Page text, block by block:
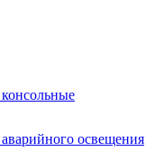
освещения